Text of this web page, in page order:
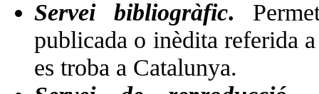
Servei bibliogràfic.
publicada o inèdita referida
es troba a Catalunya.